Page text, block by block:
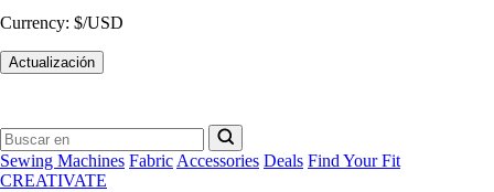
Currency: $/USD
Actualización
Sewing Machines Fabric Accessories Deals Find Your Fit
CREATIVATE